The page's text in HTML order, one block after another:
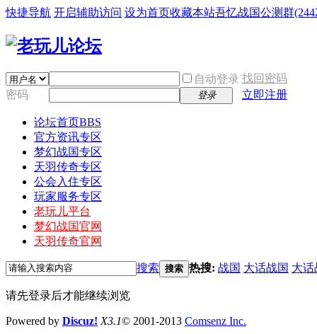
快捷导航 开启辅助访问 设为首页收藏本站吾忆战国公测群
自动登录 找回密码
密码
登录 立即注册
论坛首页BBS
官方资讯专区
梦幻战国专区
天羽传奇专区
公会入住专区
玩家服务专区
老玩儿平台
梦幻战国官网
天羽传奇官网
搜索 搜索 热搜: 战国 大话战国 大话
请先登录后才能继续浏览
Powered by Discuz! X3.1© 2001-2013 Comsenz Inc.